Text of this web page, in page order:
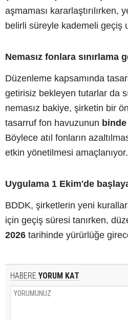
aşmaması kararlaştırılırken,
belirli süreyle kademeli geçiş
Nemasız fonlara sınırlama
Düzenleme kapsamında
getirisiz bekleyen tutarlar da
nemasız bakiye, şirketin bir
tasarruf fon havuzunun
Böylece atıl fonların
etkin yönetilmesi amaçlanıyor.
Uygulama 1 Ekim'de
BDDK, şirketlerin yeni
için geçiş süresi tanırken,
2026 tarihinde yürürlüğe
HABERE YORUM KAT